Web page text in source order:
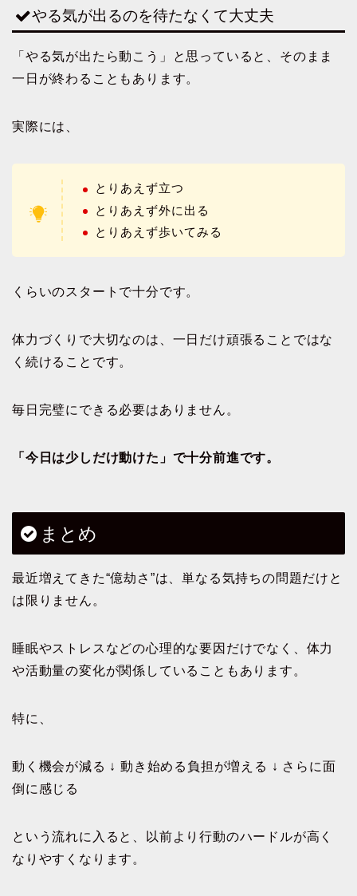
やる気が出るのを待たなくて大丈夫
「やる気が出たら動こう」と思っていると、そのまま
一日が終わることもあります。
実際には、
とりあえず立つ
とりあえず外に出る
とりあえず歩いてみる
くらいのスタートで十分です。
体力づくりで大切なのは、一日だけ頑張ることではな
く続けることです。
毎日完璧にできる必要はありません。
「今日は少しだけ動けた」で十分前進です。
まとめ
最近増えてきた“億劫さ”は、単なる気持ちの問題だけと
は限りません。
睡眠やストレスなどの心理的な要因だけでなく、体力
や活動量の変化が関係していることもあります。
特に、
動く機会が減る ↓ 動き始める負担が増える ↓ さらに面
倒に感じる
という流れに入ると、以前より行動のハードルが高く
なりやすくなります。